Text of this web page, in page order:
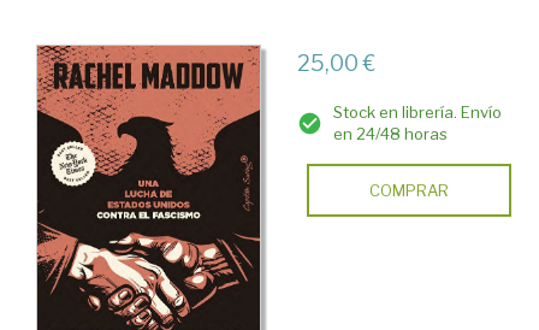
25,00 €
Stock en librería. Envío
en 24/48 horas
COMPRAR